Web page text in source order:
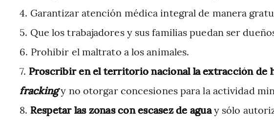
Garantizar atención médica integral de manera
Que los trabajadores y sus familias puedan ser
Prohibir el maltrato a los animales.
Proscribir en el territorio nacional la extracción de
frackingy no otorgar concesiones para la actividad
Respetar las zonas con escasez de aguay sólo